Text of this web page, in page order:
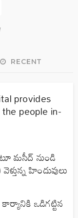
RECENT
provides
people in-
మసీద్ నుండి
హిందువులు
ఒడిగట్టిన